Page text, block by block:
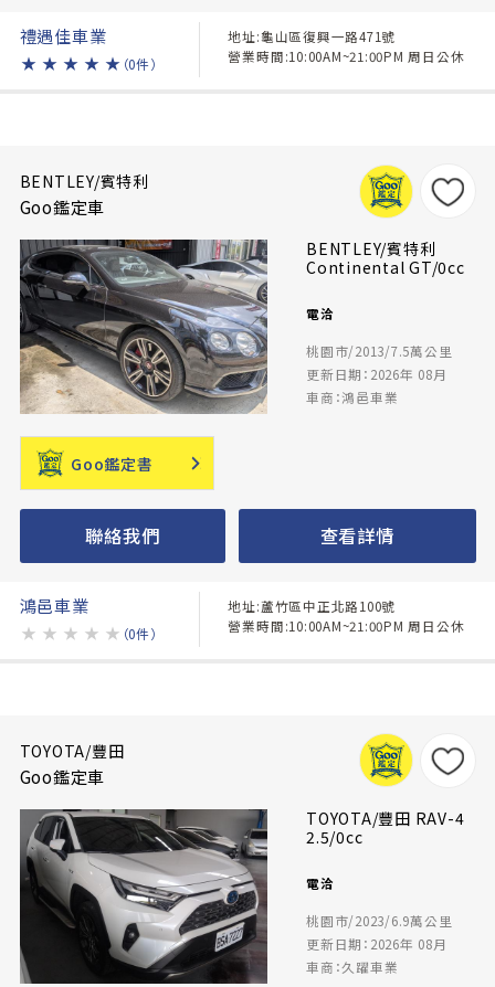
禮遇佳車業
★ ★ ★ ★ ★ （0件）
地址:龜山區復興一路471號
營業時間:10:00AM~21:00PM 周日公休
BENTLEY/賓特利
Goo鑑定車
BENTLEY/賓特利
Continental GT/0cc
電洽
桃園市/2013/7.5萬公里
更新日期：2026年 08月
車商：鴻邑車業
Goo鑑定書
聯絡我們 查看詳情
鴻邑車業
★ ★ ★ ★ ★ （0件）
地址:蘆竹區中正北路100號
營業時間:10:00AM~21:00PM 周日公休
TOYOTA/豐田
Goo鑑定車
TOYOTA/豐田 RAV-4
2.5/0cc
電洽
桃園市/2023/6.9萬公里
更新日期：2026年 08月
車商：久躍車業